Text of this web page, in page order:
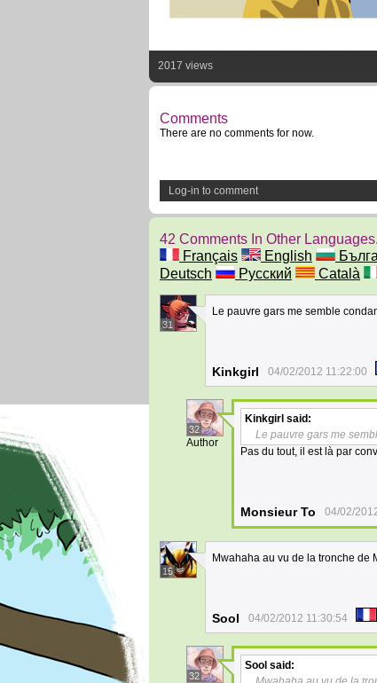
2017 views
Comments
There are no comments for now.
Log-in to comment
42 Comments In Other Languages.
Français
English
Deutsch
Русский Català
31
Le pauvre gars me semble
Kinkgirl 04/02/2012 11:22:00
32
Author
Kinkgirl said:
Le pauvre gars me
Pas du tout, il est là par
Monsieur To 04/02/
15
Mwahaha au vu de la tronche de
Sool 04/02/2012 11:30:54
32
Sool said: